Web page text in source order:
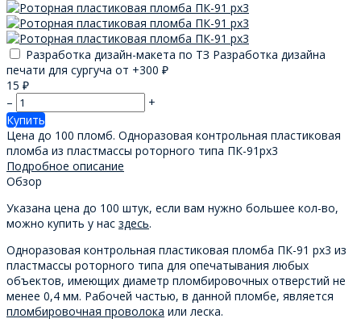
Разработка дизайн-макета по ТЗ Разработка дизайна
печати для сургуча от +300 ₽
15 ₽
–
+
Купить
Цена до 100 пломб. Одноразовая контрольная пластиковая
пломба из пластмассы роторного типа ПК-91рх3
Подробное описание
Обзор
Указана цена до 100 штук, если вам нужно большее кол-во,
можно купить у нас здесь.
Одноразовая контрольная пластиковая пломба ПК-91 рх3 из
пластмассы роторного типа для опечатывания любых
объектов, имеющих диаметр пломбировочных отверстий не
менее 0,4 мм. Рабочей частью, в данной пломбе, является
пломбировочная проволока или леска.